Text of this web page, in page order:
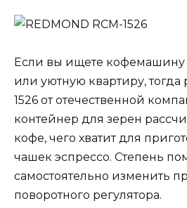
Если вы ищете
или уютную квартиру,
1526 от отечественной
контейнер для зерен
кофе, чего хватит для
чашек эспрессо. Степень
самостоятельно изменить
поворотного регулятора.